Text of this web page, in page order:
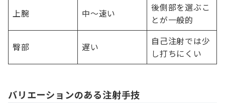
上腕 中〜速い
後側部を選ぶこ
とが一般的
臀部 遅い
自己注射では少
し打ちにくい
バリエーションのある注射手技